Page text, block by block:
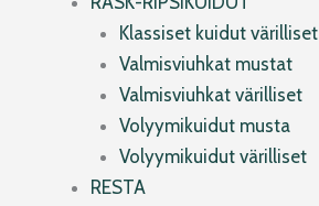
Klassiset kuidut värilliset
Valmisviuhkat mustat
Valmisviuhkat värilliset
Volyymikuidut musta
Volyymikuidut värilliset
RESTA